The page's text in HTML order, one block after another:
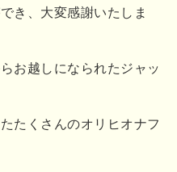
き、大変感謝いたしま
お越しになられたジャッ
たくさんのオリヒオナフ